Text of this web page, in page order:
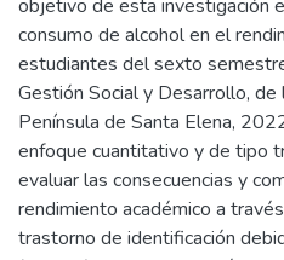
objetivo de esta investigación
consumo de alcohol en el
estudiantes del sexto
Gestión Social y Desarrollo,
Península de Santa Elena,
enfoque cuantitativo y de tipo
evaluar las consecuencias y
rendimiento académico a
trastorno de identificación